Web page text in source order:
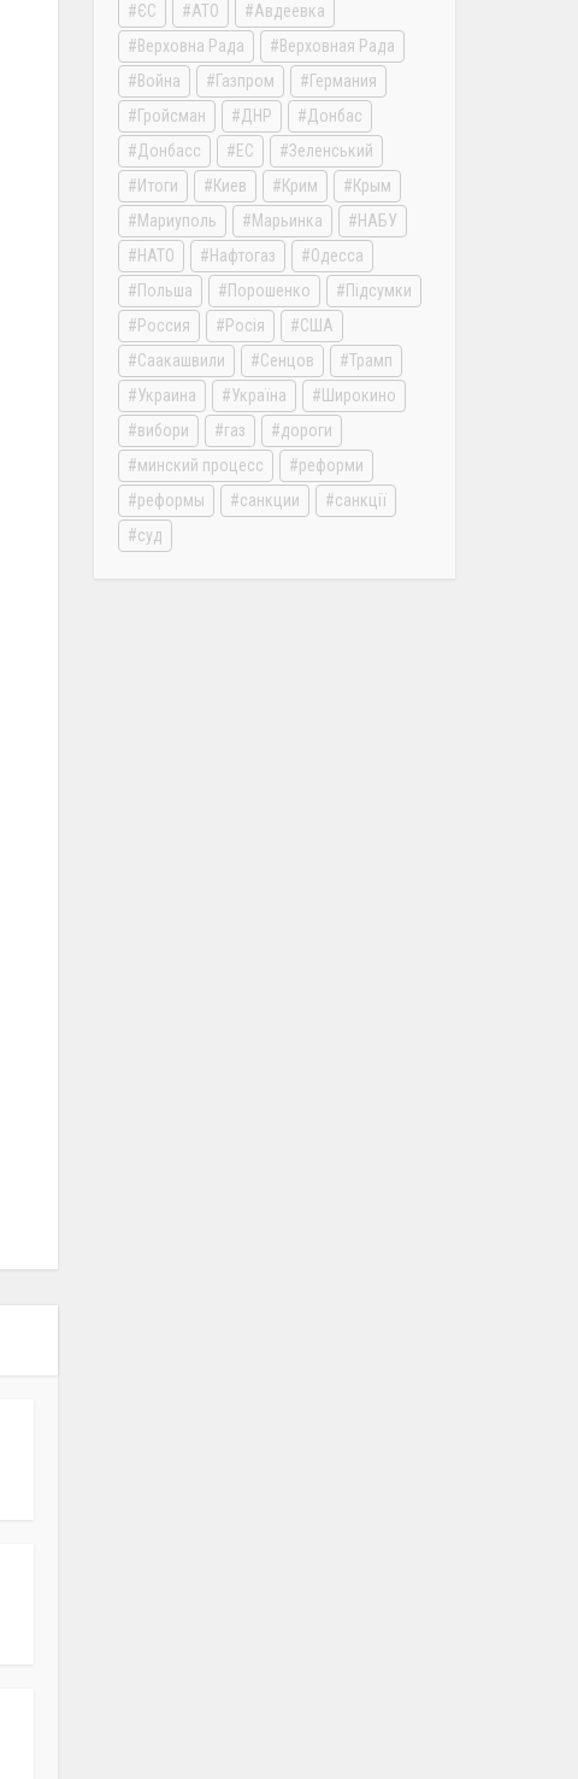
ЄС АТО
Авдеевка
Верховна Рада
Верховная Рада
Война
Газпром
Германия
Гройсман
ДНР
Донбас
Донбасс
ЕС
Зеленський
Итоги
Киев Крим
Крым
Мариуполь
Марьинка
НАБУ
НАТО
Нафтогаз
Одесса
Польша
Порошенко
Підсумки
Россия
Росія
США
Саакашвили
Сенцов
Трамп
Украина
Україна
Широкино
вибори
газ
дороги
минский процесс
реформи
реформы
санкции
санкції
суд